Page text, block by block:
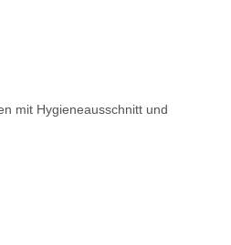
mit Hygieneausschnitt und